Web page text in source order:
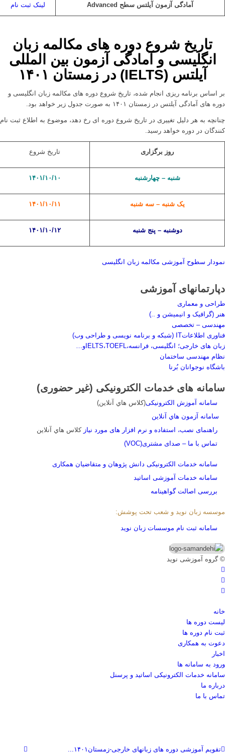
آمادگی آزمون آیلتس سطح Advanced لینک ثبت نام
تاریخ شروع دوره های مکالمه زبان
انگلیسی و آمادگی آزمون بین المللی
آیلتس (IELTS) در زمستان ۱۴۰۱
بر اساس برنامه ریزی انجام شده، تاریخ شروع دوره های مکالمه زبان انگلیسی و
دوره های آمادگی آیلتس در زمستان ۱۴۰۱ به صورت جدول زیر خواهد بود.
چنانچه به هر دلیل تغییری در تاریخ شروع دوره ای رخ دهد، موضوع به اطلاع ثبت نام
کنندگان در دوره خواهد رسید.
روز برگزاری تاریخ شروع
شنبه – چهارشنبه ۱۴۰۱/۱۰/۱۰
یک شنبه – سه شنبه ۱۴۰۱/۱۰/۱۱
دوشنبه – پنج شنبه ۱۴۰۱/۱۰/۱۲
نمودار سطوح آموزشی مکالمه زبان انگلیسی
دپارتمانهای آموزشی
طراحی و معماری
هنر (گرافیک و انیمیشن و ..)
مهندسی – تخصصی
فناوری اطلاعاتIT (شبکه و برنامه نویسی و طراحی وب)
زبان های خارجی؛ انگلیسی، فرانسه،IELTS،TOEFLو…
نظام مهندسی ساختمان
باشگاه نوجوانان بُرنا
سامانه های خدمات الکترونیکی (غیر حضوری)
سامانه آموزش الکترونیکی(کلاس هاي آنلاين)
سامانه آزمون هاي آنلاين
راهنمای نصب، استفاده و نرم افزار های مورد نیاز کلاس هاي آنلاين
تماس با ما – صدای مشتری(VOC)
سامانه خدمات الکترونیکی دانش پژوهان و متقاضیان همکاری
سامانه خدمات آموزشی اساتید
بررسی اصالت گواهینامه
موسسه زبان نوید و شعب تحت پوشش:
سامانه ثبت نام موسسات زبان نوید
© گروه آموزشی نوید
خانه
لیست دوره ها
ثبت نام دوره ها
دعوت به همکاری
اخبار
ورود به سامانه ها
سامانه خدمات الکترونیکی اساتید و پرسنل
درباره ما
تماس با ما
تقویم آموزشی دوره های زبانهای خارجی-زمستان۱۴۰۱...